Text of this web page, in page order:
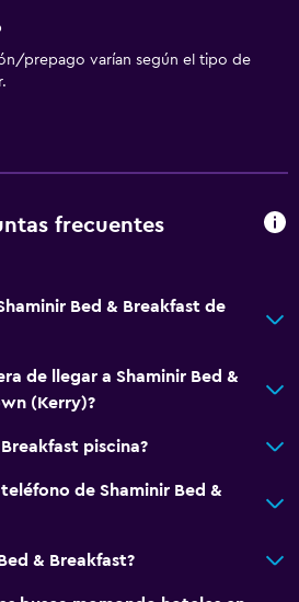
prepago varían según el tipo de
frecuentes
Bed & Breakfast de
de llegar a Shaminir Bed &
(Kerry)?
piscina?
de Shaminir Bed &
& Breakfast?